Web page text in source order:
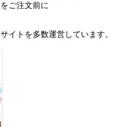
ご注文前に
イトを多数運営しています。